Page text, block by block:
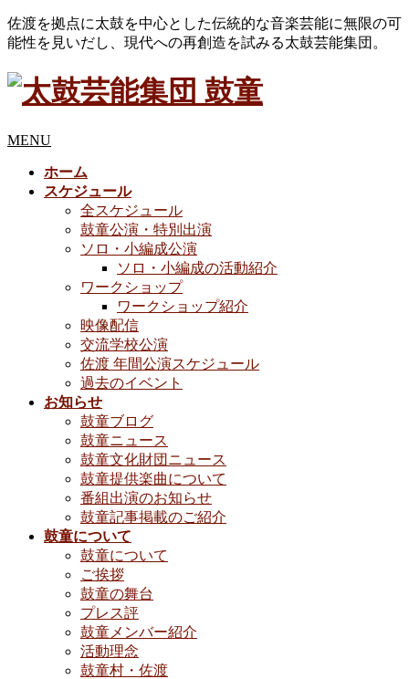
佐渡を拠点に太鼓を中心とした伝統的な音楽芸能に無限の可
能性を見いだし、現代への再創造を試みる太鼓芸能集団。
MENU
ホーム
スケジュール
全スケジュール
鼓童公演・特別出演
ソロ・小編成公演
ソロ・小編成の活動紹介
ワークショップ
ワークショップ紹介
映像配信
交流学校公演
佐渡 年間公演スケジュール
過去のイベント
お知らせ
鼓童ブログ
鼓童ニュース
鼓童文化財団ニュース
鼓童提供楽曲について
番組出演のお知らせ
鼓童記事掲載のご紹介
鼓童について
鼓童について
ご挨拶
鼓童の舞台
プレス評
鼓童メンバー紹介
活動理念
鼓童村・佐渡